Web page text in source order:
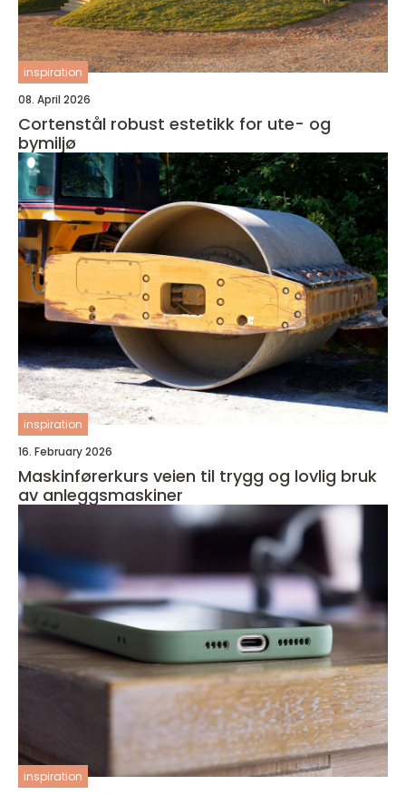
inspiration
08. April 2026
Cortenstål robust estetikk for ute- og
bymiljø
inspiration
16. February 2026
Maskinførerkurs veien til trygg og lovlig bruk
av anleggsmaskiner
inspiration